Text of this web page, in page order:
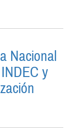
Nacional
y